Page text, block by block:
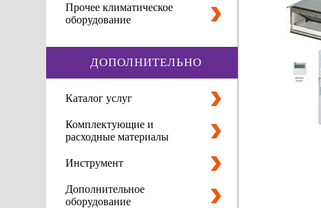
Прочее климатическое
оборудование
ДОПОЛНИТЕЛЬНО
Каталог услуг
Комплектующие и
расходные материалы
Инструмент
Дополнительное
оборудование